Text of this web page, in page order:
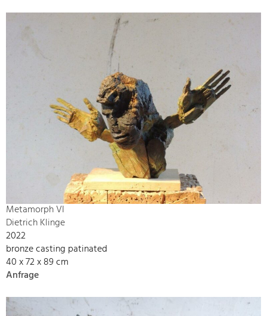
Metamorph VI
Dietrich Klinge
2022
bronze casting patinated
40 x 72 x 89 cm
Anfrage